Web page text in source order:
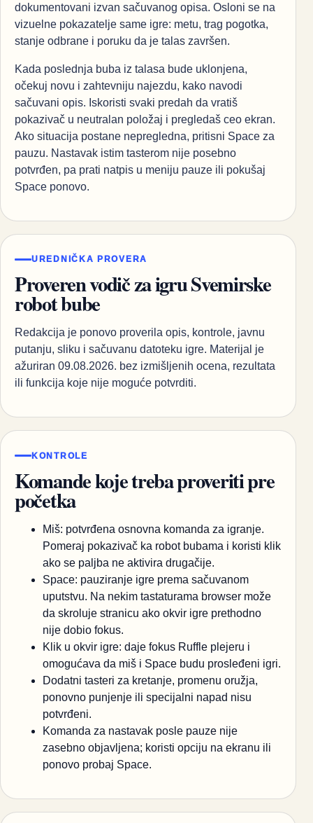
dokumentovani izvan sačuvanog opisa. Osloni se na
vizuelne pokazatelje same igre: metu, trag pogotka,
stanje odbrane i poruku da je talas završen.
Kada poslednja buba iz talasa bude uklonjena,
očekuj novu i zahtevniju najezdu, kako navodi
sačuvani opis. Iskoristi svaki predah da vratiš
pokazivač u neutralan položaj i pregledaš ceo ekran.
Ako situacija postane nepregledna, pritisni Space za
pauzu. Nastavak istim tasterom nije posebno
potvrđen, pa prati natpis u meniju pauze ili pokušaj
Space ponovo.
UREDNIČKA PROVERA
Proveren vodič za igru Svemirske
robot bube
Redakcija je ponovo proverila opis, kontrole, javnu
putanju, sliku i sačuvanu datoteku igre. Materijal je
ažuriran 09.08.2026. bez izmišljenih ocena, rezultata
ili funkcija koje nije moguće potvrditi.
KONTROLE
Komande koje treba proveriti pre
početka
Miš: potvrđena osnovna komanda za igranje.
Pomeraj pokazivač ka robot bubama i koristi klik
ako se paljba ne aktivira drugačije.
Space: pauziranje igre prema sačuvanom
uputstvu. Na nekim tastaturama browser može
da skroluje stranicu ako okvir igre prethodno
nije dobio fokus.
Klik u okvir igre: daje fokus Ruffle plejeru i
omogućava da miš i Space budu prosleđeni igri.
Dodatni tasteri za kretanje, promenu oružja,
ponovno punjenje ili specijalni napad nisu
potvrđeni.
Komanda za nastavak posle pauze nije
zasebno objavljena; koristi opciju na ekranu ili
ponovo probaj Space.